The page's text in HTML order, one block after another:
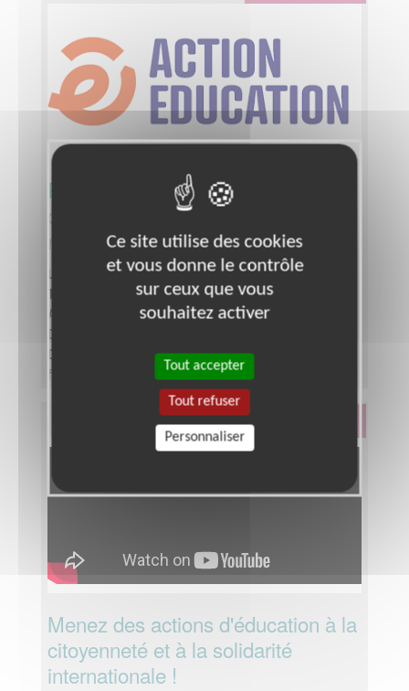
Participez au développement des
dons pour l'éducation dans le
monde !
Lieu :
HAUTS-DE-SEINE (92)
Développement, Fonds, Partenariats
Association :
Action Education
Date :
Disponibilité demandée :A définir ensemble
fonction de vos disponibilités
Menez des actions d'éducation à la
citoyenneté et à la solidarité
internationale !
Ce site utilise des cookies
et vous donne le contrôle
sur ceux que vous
souhaitez activer
Tout accepter
Tout refuser
Personnaliser